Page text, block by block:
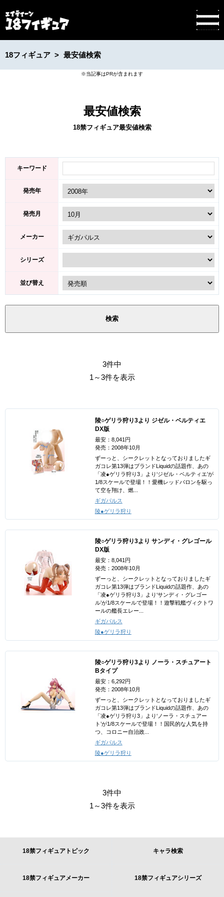
18フィギュア 最安値検索
最安値検索
18禁フィギュア最安値検索
キーワード
発売年
発売月
メーカー
シリーズ
並び替え
3件中
1～3件を表示
陵○ゲリラ狩り3より ジゼル・ベルティエ
DX版
最安：8,041円
発売：2008年10月
ずーっと、シークレットとなっておりましたギ
ガコレ第13弾はブランドLiquidの話題作、あの
「凌●ゲリラ狩り3」より‘ジゼル・ベルティエ’が
1/8スケールで登場！！愛機レッドバロンを駆っ
て空を翔け、燃...
ギガパルス
陵●ゲリラ狩り
陵○ゲリラ狩り3より サンディ・グレゴール
DX版
最安：8,041円
発売：2008年10月
ずーっと、シークレットとなっておりましたギ
ガコレ第13弾はブランドLiquidの話題作、あの
「凌●ゲリラ狩り3」より‘サンディ・グレゴー
ル’が1/8スケールで登場！！遊撃戦艦ヴィクトワ
ールの艦長エレー...
ギガパルス
陵●ゲリラ狩り
陵○ゲリラ狩り3より ノーラ・スチュアート
Bタイプ
最安：6,292円
発売：2008年10月
ずーっと、シークレットとなっておりましたギ
ガコレ第13弾はブランドLiquidの話題作、あの
「凌●ゲリラ狩り3」より‘ノーラ・スチュアー
ト’が1/8スケールで登場！！国民的な人気を持
つ、コロニー自治政...
ギガパルス
陵●ゲリラ狩り
3件中
1～3件を表示
18禁フィギュアトピック キャラ検索
18禁フィギュアメーカー 18禁フィギュアシリーズ